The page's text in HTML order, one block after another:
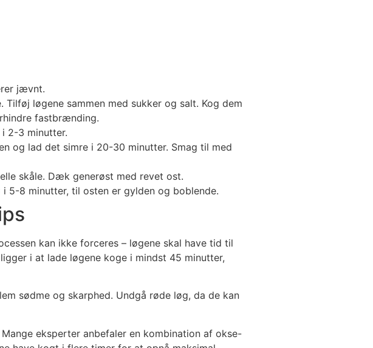
jævnt.
løgene sammen med sukker og salt. Kog dem
fastbrænding.
2-3 minutter.
og lad det simre i 20-30 minutter. Smag til med
skåle. Dæk generøst med revet ost.
5-8 minutter, til osten er gylden og boblende.
kan ikke forceres – løgene skal have tid til
i at lade løgene koge i mindst 45 minutter,
sødme og skarphed. Undgå røde løg, da de kan
eksperter anbefaler en kombination af okse-